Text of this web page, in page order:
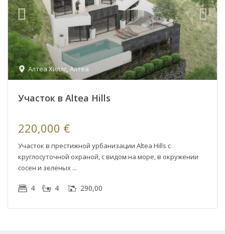
Алтеа Хиллс, Алтеа
Участок в Altea Hills
220,000 €
Участок в престижной урбанизации Altea Hills с
круглосуточной охраной, с видом на море, в окружении
сосен и зеленых
4 4 290,00